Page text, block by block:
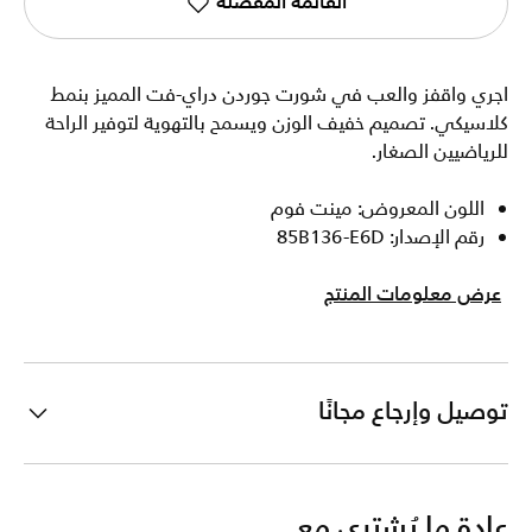
اجري واقفز والعب في شورت جوردن دراي-فت المميز بنمط
كلاسيكي. تصميم خفيف الوزن ويسمح بالتهوية لتوفير الراحة
للرياضيين الصغار.
اللون المعروض: مينت فوم
رقم الإصدار: 85B136-E6D
عرض معلومات المنتج
توصيل وإرجاع مجانًا